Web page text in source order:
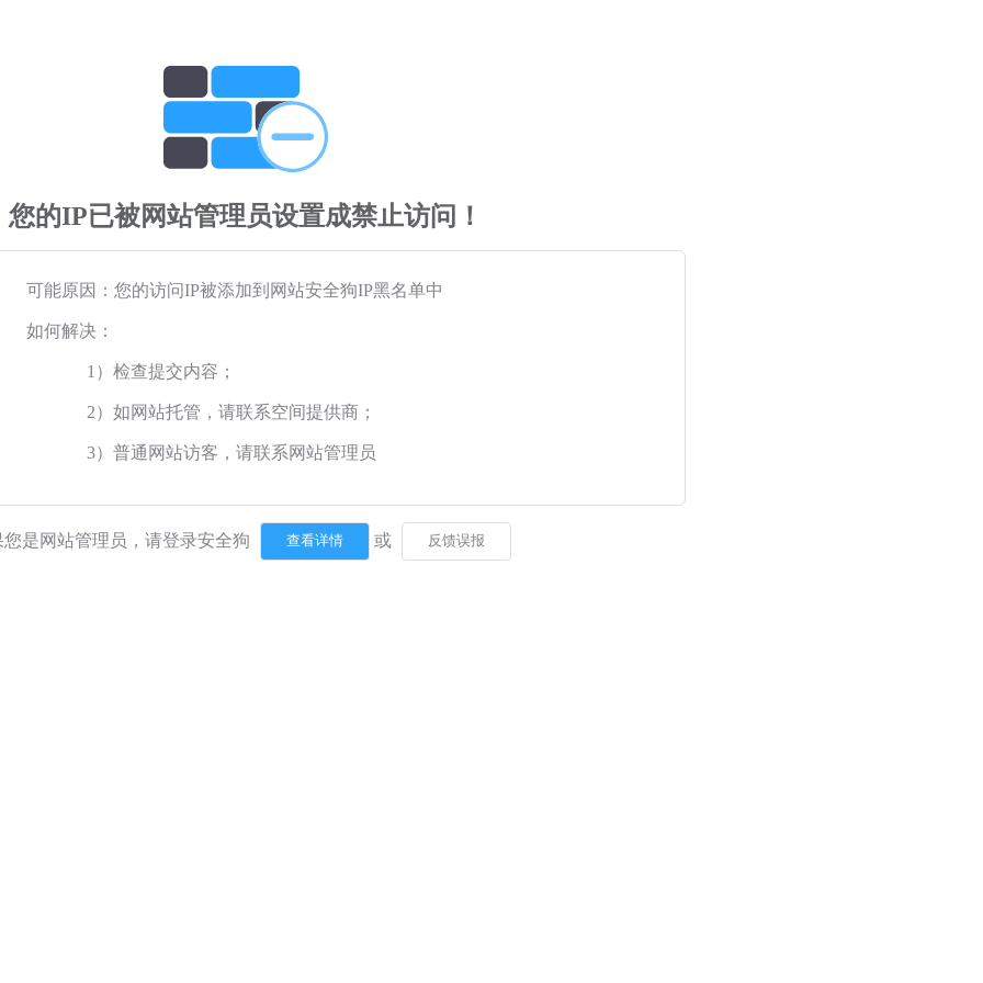
您的IP已被网站管理员设置成禁止访问！
可能原因：您的访问IP被添加到网站安全狗IP黑名单中
如何解决：
1）检查提交内容；
2）如网站托管，请联系空间提供商；
3）普通网站访客，请联系网站管理员
您是网站管理员，请登录安全狗 或